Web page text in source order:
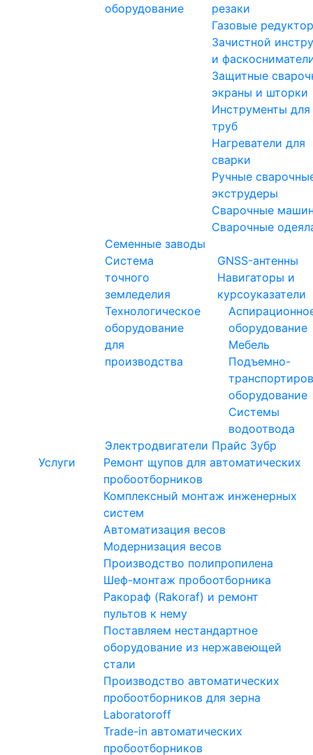
оборудование
резаки
Газовые
Зачистной
и
Защитные
экраны и шторки
Инструменты для
труб
Нагреватели для
сварки
Ручные
экструдеры
Сварочные
Сварочные
Семенные заводы
Система
точного
земледелия
GNSS-антенны
Навигаторы и
курсоуказатели
Технологическое
оборудование
для
производства
оборудование
Мебель
Подъемно-
оборудование
Системы
водоотвода
Электродвигатели Прайс Зубр
Услуги
Ремонт щупов для автоматических
пробоотборников
Комплексный монтаж инженерных
систем
Автоматизация весов
Модернизация весов
Производство полипропилена
Шеф-монтаж пробоотборника
Ракораф (Rakoraf) и ремонт
пультов к нему
Поставляем нестандартное
оборудование из нержавеющей
стали
Производство автоматических
пробоотборников для зерна
Laboratoroff
Trade-in автоматических
пробоотборников